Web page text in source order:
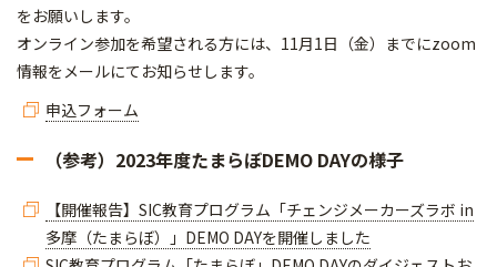
をお願いします。
オンライン参加を希望される方には、11月1日（金）までにzoom
情報をメールにてお知らせします。
申込フォーム
（参考）2023年度たまらぼDEMO DAYの様子
【開催報告】SIC教育プログラム「チェンジメーカーズラボ in
多摩（たまらぼ）」DEMO DAYを開催しました